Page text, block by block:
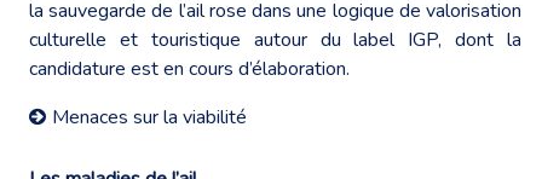
la sauvegarde de l’ail rose dans une logique de valorisation
culturelle et touristique autour du label IGP, dont la
candidature est en cours d’élaboration.
Menaces sur la viabilité